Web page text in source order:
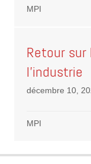
MPI
Retour sur
l’industrie
décembre 10,
MPI